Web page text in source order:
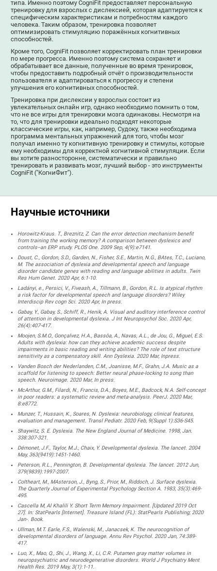
типа. Именно поэтому CogniFit предоставляет персональную
тренировку для взрослых с дислексией, которая адаптируется к
специфическим характеристикам и потребностям каждого
человека. Таким образом, тренировка позволяет
оптимизировать стимуляцию поражённых когнитивных
способностей.
Кроме того, CogniFit позволяет корректировать план тренировки
по мере прогресса. Именно поэтому система сохраняет и
обрабатывает все данные, полученные во время тренировок,
чтобы предоставить подробный отчёт о производительности
пользователя и адаптироваться к прогрессу и степени
улучшения его когнитивных способностей.
Тренировка при дислексии у взрослых состоит из
увлекательных онлайн игр, однако необходимо помнить о том,
что не все игры для тренировки мозга одинаковы. Несмотря на
то, что для тренировки идеально подходят некоторые
классические игры, как, например, Судоку, также необходима
программа ментальных упражнений для того, чтобы мозг
получал именно ту когнитивную тренировку и стимулы, которые
ему необходимы для корректной когнитивной стимуляции. Если
вы хотите разносторонне, систематически и правильно
тренировать и развивать мозг, лучший выбор - это инструменты
CogniFit ("КогниФит").
Научные источники
Horowitz-Kraus. T., Breznitz, Z. Can the error detection mechanism benefit
from training the working memory? A comparison between dyslexics and
controls--an ERP study. PLOS One. 2009 Sep, 4(9):e7141.
Doust, C., Gordon, S.D., Garden, N., Fisher, S.E., Martin, N.G., BAtes, T.C., Luciano,
M. The association of dyslexia and developmental speech and language
disorder candidate genes with reading and language abilities in adults. Twin
Res Hum Genet. 2020 Apr, 6:1-10.
Ladányi, e., Persici, V., Fiveash, A., Tillmann, B., Gordon, R.L. Is atypical rhythm
a risk factor for developmental speech and language disorders? Wiley
Interdiscip Rev cogn Sci. 2020 Apr, In press.
Gabay, Y., Gabay, S., Schiff, R., Henik, A. Visual and auditory interference control
of attention in developmental dyslexia. J Int Neuropsychol Soc. 2020 Apr,
26(4):407-417.
Moojen, S.M.O., Gonçalvez, H.A., Bassôa, A., Navas, A.L., de Jou, G., Miguel, E.S.
Adults with dyslexia: how can they achieve academic success despite
impairments in basic reading and writing abilities? The role of text structure
sensitivity as a compensatory skill. Ann Dyslexia. 2020 Mar, Inpress.
Vanden Bosch der Nederlanden, C.M., Joanisse, M.F., Grahn, J.A. Music as a
scaffold for listening to speech: Better neural phase-locking to song than
speech. Neuroimage. 2020 Mar, In press.
McArthur, G.M., Filardi, N., Francis, D.A., Boyes, M.E., Badcock, N.A. Self-concept
in poor readers: a systematic review and meta-analysis. PeerJ. 2020 Mar,
8:e8772.
Munzer, T., Hussain, K., Soares, N. Dyslexia: neurobiology, clinical features,
evaluation and management. Transl Pediatr. 2020 Feb, 9(Suppl 1):S36-S45.
Shaywitz, S. E. Dyslexia. The New England Journal of Medicine. 1998, Jan.
338:307-321.
Démonet, J.F., Taylor, M.J., Chaix, Y. Developmental dyslexia. The lancet. 2004
May, 363(9419):1451-1460.
Peterson, R.L., Pennington, B. Developmental dyslexia. The lancet. 2012 Jun,
379(9839):1997-2007.
Coltheart, M., MAsterson, J., Byng, S., Prior, M., Riddoch, J. Surface dyslexia.
The Quarterly Journal of Experimental Psychology Section A. 1983, 35(3):469-
495.
Cascella M, Al Khalili Y. Short Term Memory Impairment. [Updated 2019 Oct
27]. In: StatPearls [Internet]. Treasure Island (FL): StatPearls Publishing; 2020
Jan-. Book.
Ullman, M.T. Earle, F.S., Walenski, M., Janacsek, K. The neurocognition of
developmental disorders of language. Annu Rev Psychol. 2020 Jan, 74:389-
417.
Luo, X., Mao, Q., Shi, J., Wang, X., Li, C.R. Putamen gray matter volumes in
neuropsychiatric and neurodegenerative disorders. World J Psychiatry Ment
Health Res. 2019 May, 3(1):1-11.